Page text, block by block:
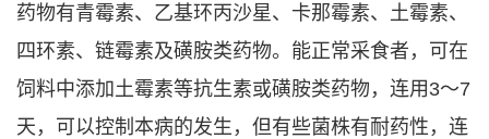
药物有青霉素、乙基环丙沙星、卡那霉素、土霉素、
四环素、链霉素及磺胺类药物。能正常采食者，可在
饲料中添加土霉素等抗生素或磺胺类药物，连用3～7
天，可以控制本病的发生，但有些菌株有耐药性，连